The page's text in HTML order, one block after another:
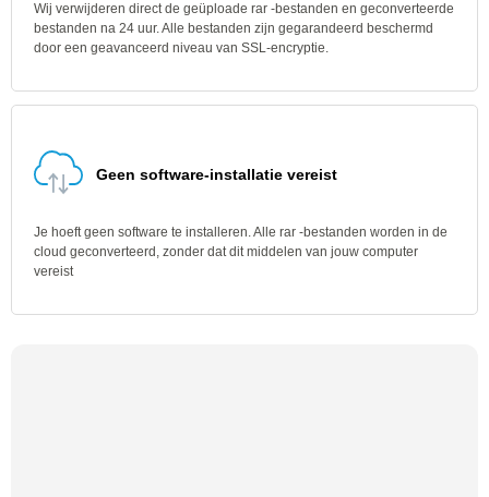
Wij verwijderen direct de geüploade rar -bestanden en geconverteerde
bestanden na 24 uur. Alle bestanden zijn gegarandeerd beschermd
door een geavanceerd niveau van SSL-encryptie.
Geen software-installatie vereist
Je hoeft geen software te installeren. Alle rar -bestanden worden in de
cloud geconverteerd, zonder dat dit middelen van jouw computer
vereist